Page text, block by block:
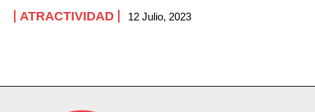
ATRACTIVIDAD 12 Julio, 2023